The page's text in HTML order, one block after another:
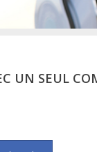
UN SEUL